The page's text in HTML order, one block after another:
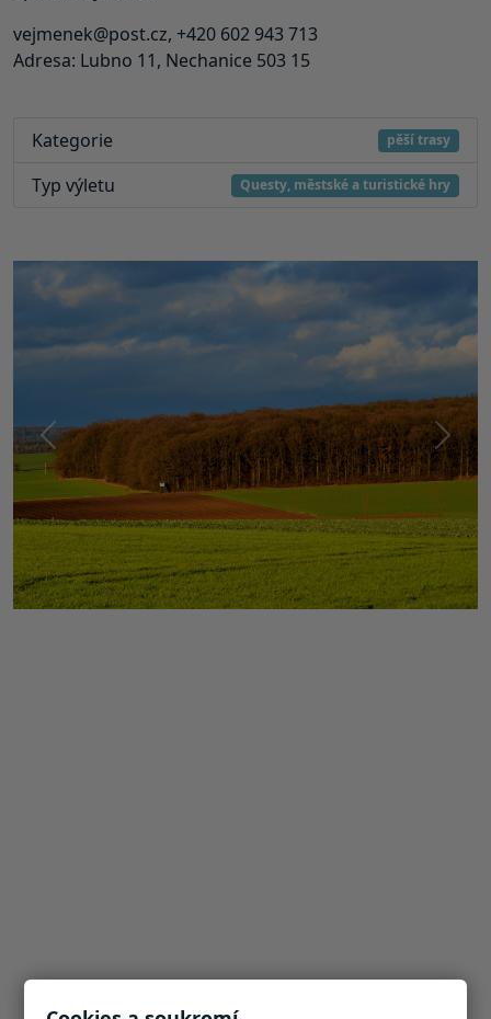
vejmenek@post.cz, +420 602 943 713
Adresa: Lubno 11, Nechanice 503 15
Kategorie pěší trasy
Typ výletu Questy, městské a turistické hry
Předchozí Další